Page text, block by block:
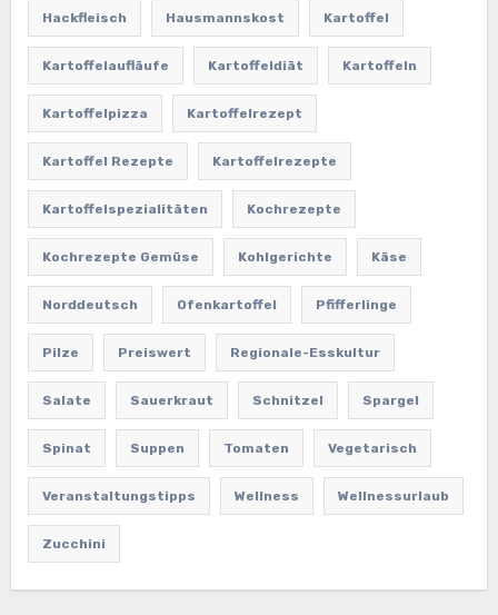
Hackfleisch Hausmannskost Kartoffel
Kartoffelaufläufe Kartoffeldiät Kartoffeln
Kartoffelpizza Kartoffelrezept
Kartoffel Rezepte Kartoffelrezepte
Kartoffelspezialitäten Kochrezepte
Kochrezepte Gemüse Kohlgerichte Käse
Norddeutsch Ofenkartoffel Pfifferlinge
Pilze Preiswert Regionale-Esskultur
Salate Sauerkraut Schnitzel Spargel
Spinat Suppen Tomaten Vegetarisch
Veranstaltungstipps Wellness Wellnessurlaub
Zucchini